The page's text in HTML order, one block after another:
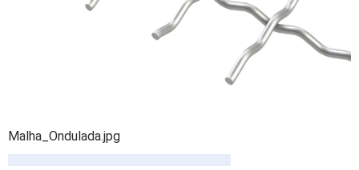
Malha_Ondulada.jpg